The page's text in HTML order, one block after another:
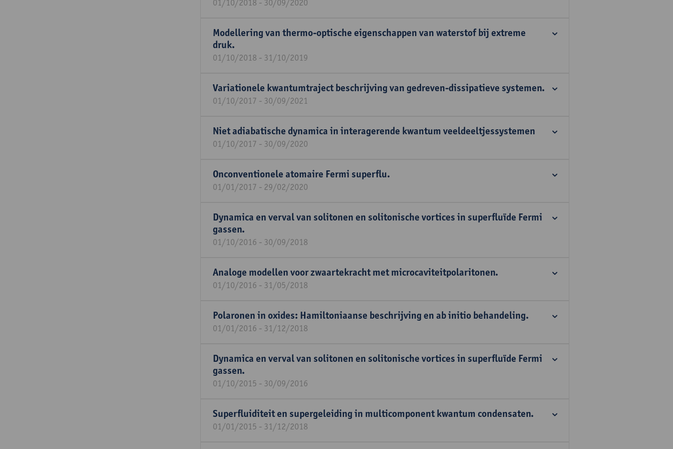
01/10/2018 - 30/09/2020
Modellering van thermo-optische eigenschappen van waterstof bij extreme
druk.
01/10/2018 - 31/10/2019
Variationele kwantumtraject beschrijving van gedreven-dissipatieve systemen.
01/10/2017 - 30/09/2021
Niet adiabatische dynamica in interagerende kwantum veeldeeltjessystemen
01/10/2017 - 30/09/2020
Onconventionele atomaire Fermi superflu.
01/01/2017 - 29/02/2020
Dynamica en verval van solitonen en solitonische vortices in superfluïde Fermi
gassen.
01/10/2016 - 30/09/2018
Analoge modellen voor zwaartekracht met microcaviteitpolaritonen.
01/10/2016 - 31/05/2018
Polaronen in oxides: Hamiltoniaanse beschrijving en ab initio behandeling.
01/01/2016 - 31/12/2018
Dynamica en verval van solitonen en solitonische vortices in superfluïde Fermi
gassen.
01/10/2015 - 30/09/2016
Superfluiditeit en supergeleiding in multicomponent kwantum condensaten.
01/01/2015 - 31/12/2018